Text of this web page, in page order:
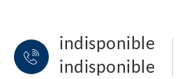
indisponible
indisponible